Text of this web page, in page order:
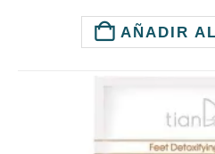
era:
AÑADIR